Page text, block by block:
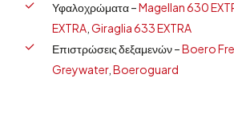
Υφαλοχρώματα –Magellan 630
EXTRA, Giraglia 633 EXTRA
Επιστρώσεις δεξαμενών –Boero
Greywater, Boeroguard